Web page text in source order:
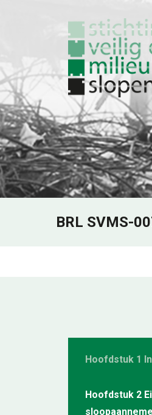
BRL SVMS-
Hoofdstuk 1
Hoofdstuk 2